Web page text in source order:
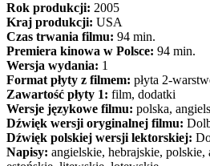
Rok produkcji: 2005
Kraj produkcji: USA
Czas trwania filmu: 94 min.
Premiera kinowa w Polsce: 94 min.
Wersja wydania: 1
Format płyty z filmem: płyta 2-
Zawartość płyty 1: film, dodatki
Wersje językowe filmu: polska,
Dźwięk wersji oryginalnej filmu:
Dźwięk polskiej wersji lektorskiej:
Napisy: angielskie, hebrajskie, polskie,